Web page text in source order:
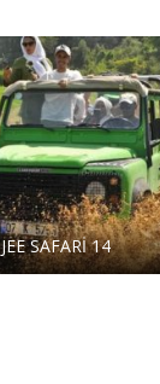
JEE SAFARİ 14